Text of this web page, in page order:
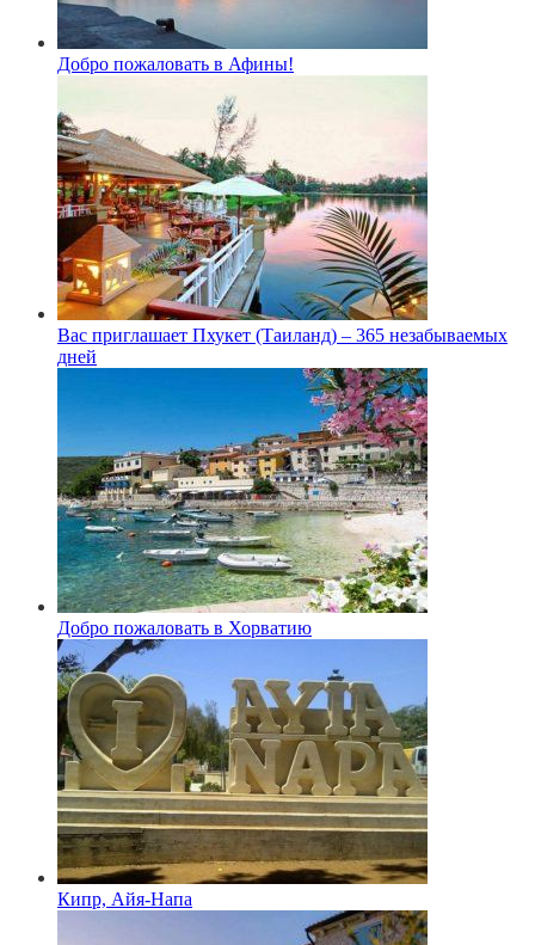
Добро пожаловать в Афины!
Вас приглашает Пхукет (Таиланд) – 365 незабываемых
дней
Добро пожаловать в Хорватию
Кипр, Айя-Напа